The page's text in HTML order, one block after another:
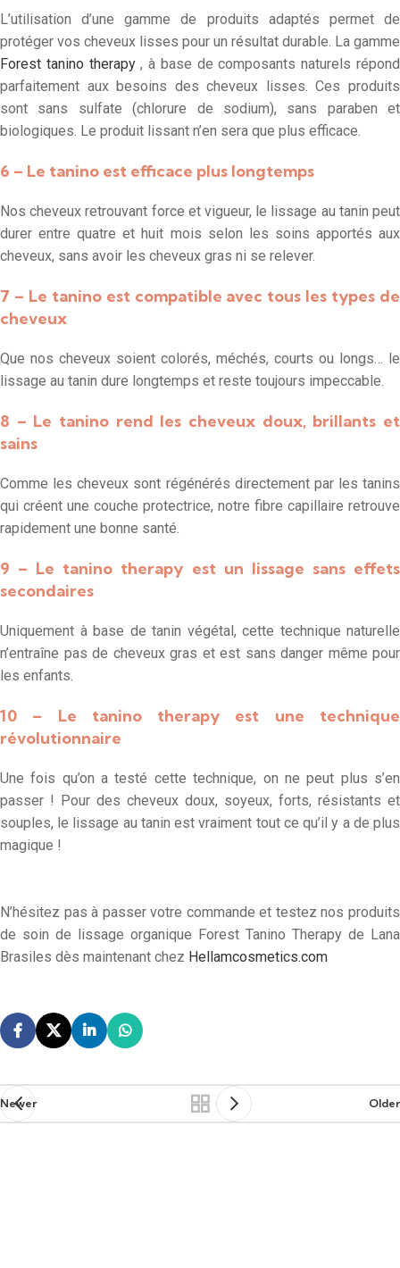
L’utilisation d’une gamme de produits adaptés permet de
protéger vos cheveux lisses pour un résultat durable. La gamme
Forest tanino therapy, à base de composants naturels répond
parfaitement aux besoins des cheveux lisses. Ces produits
sont sans sulfate (chlorure de sodium), sans paraben et
biologiques. Le produit lissant n’en sera que plus efficace.
6 – Le tanino est efficace plus longtemps
Nos cheveux retrouvant force et vigueur, le lissage au tanin peut
durer entre quatre et huit mois selon les soins apportés aux
cheveux, sans avoir les cheveux gras ni se relever.
7 – Le tanino est compatible avec tous les types de
cheveux
Que nos cheveux soient colorés, méchés, courts ou longs… le
lissage au tanin dure longtemps et reste toujours impeccable.
8 – Le tanino rend les cheveux doux, brillants et
sains
Comme les cheveux sont régénérés directement par les tanins
qui créent une couche protectrice, notre fibre capillaire retrouve
rapidement une bonne santé.
9 – Le tanino therapy est un lissage sans effets
secondaires
Uniquement à base de tanin végétal, cette technique naturelle
n’entraîne pas de cheveux gras et est sans danger même pour
les enfants.
10 – Le tanino therapy est une technique
révolutionnaire
Une fois qu’on a testé cette technique, on ne peut plus s’en
passer ! Pour des cheveux doux, soyeux, forts, résistants et
souples, le lissage au tanin est vraiment tout ce qu’il y a de plus
magique !
N’hésitez pas à passer votre commande et testez nos produits
de soin de lissage organique Forest Tanino Therapy de Lana
Brasiles dès maintenant chez Hellamcosmetics.com
Newer Older